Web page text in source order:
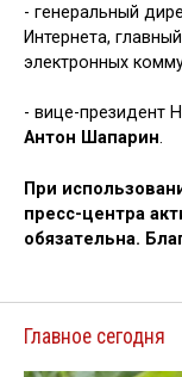
- генеральный
Интернета,
электронных
- вице-президент
Антон Шапарин.
При
пресс-центра
обязательна.
Главное сегодня